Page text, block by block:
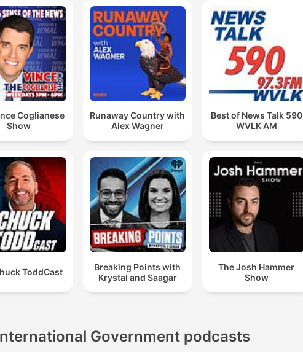
Coglianese
Show
Runaway Country with
Alex Wagner
Best of News Talk 590
WVLK AM
ToddCast
Breaking Points with
Krystal and Saagar
The Josh Hammer
Show
Government podcasts